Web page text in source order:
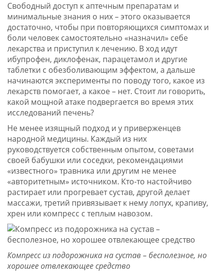
Свободный доступ к аптечным препаратам и
минимальные знания о них – этого оказывается
достаточно, чтобы при повторяющихся симптомах и
боли человек самостоятельно «назначил» себе
лекарства и приступил к лечению. В ход идут
ибупрофен, диклофенак, парацетамол и другие
таблетки с обезболивающим эффектом, а дальше
начинаются эксперименты по поводу того, какое из
лекарств помогает, а какое – нет. Стоит ли говорить,
какой мощной атаке подвергается во время этих
исследований печень?
Не менее изящный подход и у приверженцев
народной медицины. Каждый из них
руководствуется собственным опытом, советами
своей бабушки или соседки, рекомендациями
«известного» травника или другим не менее
«авторитетным» источником. Кто-то настойчиво
растирает или прогревает сустав, другой делает
массажи, третий привязывает к нему лопух, крапиву,
хрен или компресс с теплым навозом.
Компресс из подорожника на сустав – бесполезное, но
хорошее отвлекающее средство